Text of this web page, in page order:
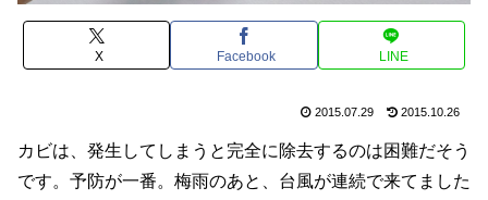
X Facebook LINE
2015.07.29 2015.10.26
カビは、発生してしまうと完全に除去するのは困難だそう
です。予防が一番。梅雨のあと、台風が連続で来てました